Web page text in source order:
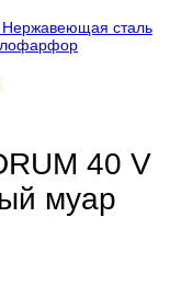
Нержавеющая сталь
40 V
муар